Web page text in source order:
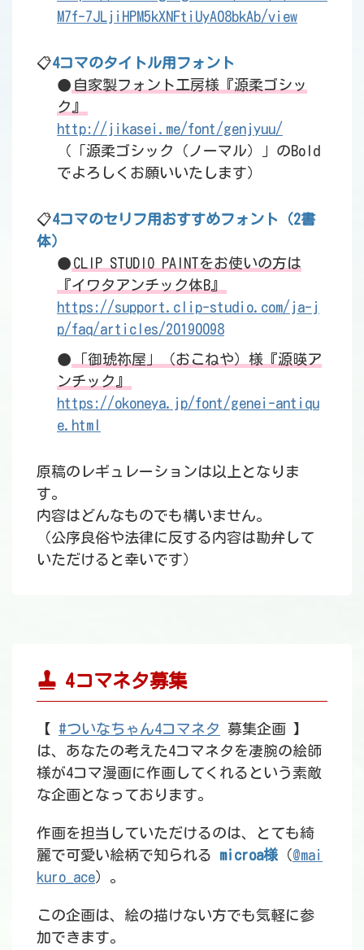
M7f-7JLjiHPM5kXNFtiUyA08bkAb/view
📋4コマのタイトル用フォント
● 自家製フォント工房様『源柔ゴシッ
ク』
http://jikasei.me/font/genjyuu/
（「源柔ゴシック（ノーマル）」のBold
でよろしくお願いいたします）
📋4コマのセリフ用おすすめフォント（2書
体）
● CLIP STUDIO PAINTをお使いの方は
『イワタアンチック体B』
https://support.clip-studio.com/ja-j
p/faq/articles/20190098
●
「御琥祢屋」（おこねや）様『源暎ア
ンチック』
https://okoneya.jp/font/genei-antiqu
e.html
原稿のレギュレーションは以上となりま
す。
内容はどんなものでも構いません。
（公序良俗や法律に反する内容は勘弁して
いただけると幸いです）
4コマネタ募集
【 #ついなちゃん4コマネタ
募集企画 】
は、あなたの考えた4コマネタを凄腕の絵師
様が4コマ漫画に作画してくれるという素敵
な企画となっております。
作画を担当していただけるのは、とても綺
麗で可愛い絵柄で知られる microa様 （@mai
kuro_ace）。
この企画は、絵の描けない方でも気軽に参
加できます。